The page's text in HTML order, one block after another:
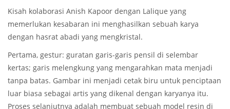
Kisah kolaborasi Anish Kapoor dengan Lalique yang
memerlukan kesabaran ini menghasilkan sebuah karya
dengan hasrat abadi yang mengkristal.
Pertama, gestur: guratan garis-garis pensil di selembar
kertas; garis melengkung yang mengarahkan mata menjadi
tanpa batas. Gambar ini menjadi cetak biru untuk penciptaan
luar biasa sebagai artis yang dikenal dengan karyanya itu.
Proses selanjutnya adalah membuat sebuah model resin di